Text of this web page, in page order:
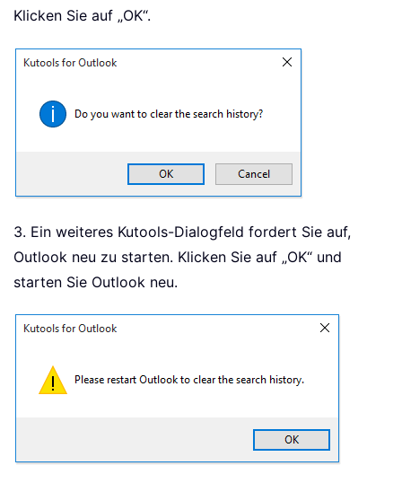
Klicken Sie auf „OK“.
3. Ein weiteres Kutools-Dialogfeld fordert Sie auf,
Outlook neu zu starten. Klicken Sie auf „OK“ und
starten Sie Outlook neu.